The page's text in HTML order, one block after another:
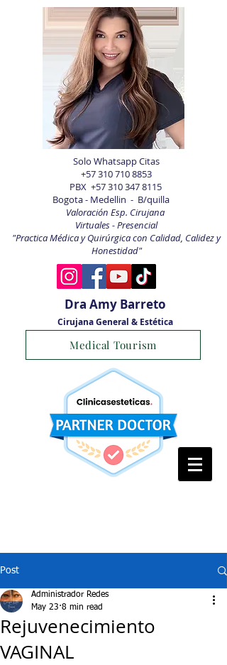
Solo Whatsapp Citas
+57 310 710 8853
PBX +57 310 347 8115
Bogota - Medellin - B/quilla
Valoración Esp. Cirujana
Virtuales - Presencial
"Practica Médica y Quirúrgica con Calidad, Calidez y
Honestidad"
Dra Amy Barreto
Cirujana General & Estética
Medical Tourism
Post
Rejuvenecimiento
VAGINAL
Administrador Redes
May 23 8 min read